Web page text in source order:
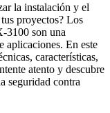
la instalación y el
proyectos? Los
3100 son una
aplicaciones. En este
características,
atento y descubre
seguridad contra